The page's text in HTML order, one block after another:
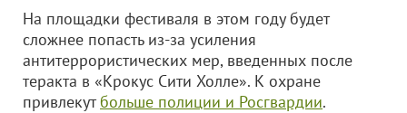
На площадки фестиваля в этом году будет
сложнее попасть из-за усиления
антитеррористических мер, введенных после
теракта в «Крокус Сити Холле». К охране
привлекутбольше полиции и Росгвардии.